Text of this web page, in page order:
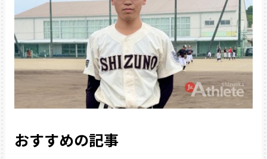
おすすめの記事